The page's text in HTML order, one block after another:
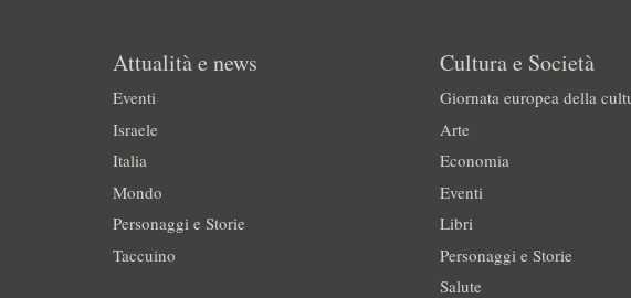
Attualità e news
Eventi
Israele
Italia
Mondo
Personaggi e Storie
Taccuino
Cultura e Società
Giornata europea della
Arte
Economia
Eventi
Libri
Personaggi e Storie
Salute